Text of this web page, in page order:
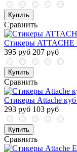
Купить
Сравнить
Стикеры ATTACHE
395 руб 207 руб
Купить
Сравнить
Стикеры Attache куб
293 руб 103 руб
Купить
Сравнить